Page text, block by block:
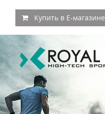
Купить в E-магазине